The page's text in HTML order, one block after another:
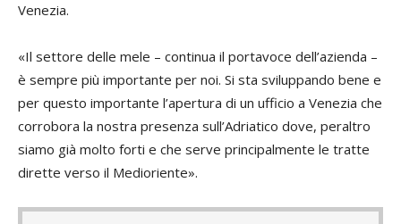
Venezia.
«Il settore delle mele – continua il portavoce dell’azienda –
è sempre più importante per noi. Si sta sviluppando bene e
per questo importante l’apertura di un ufficio a Venezia che
corrobora la nostra presenza sull’Adriatico dove, peraltro
siamo già molto forti e che serve principalmente le tratte
dirette verso il Medioriente».